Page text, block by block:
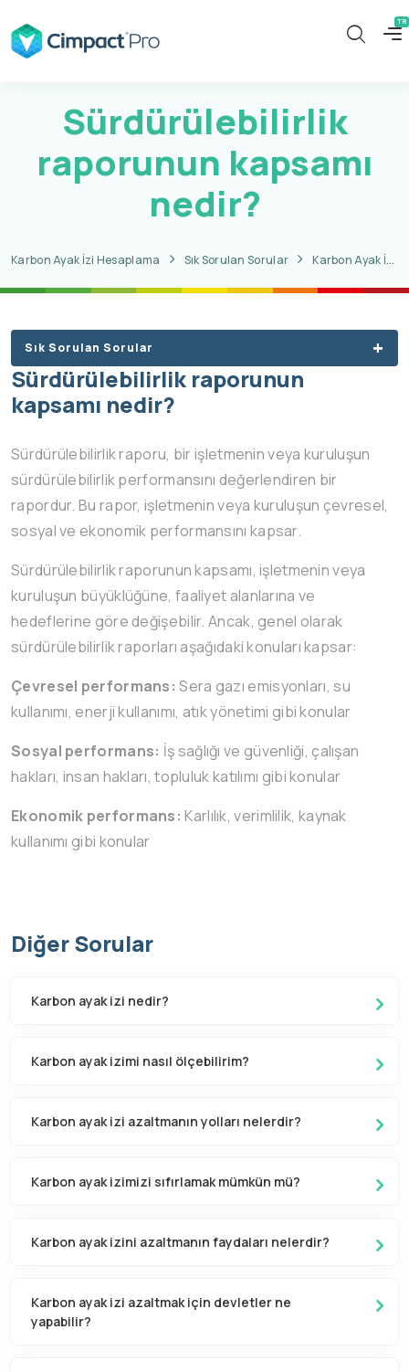
Sürdürülebilirlik
raporunun kapsamı
nedir?
Karbon Ayak İzi Hesaplama Sık Sorulan Sorular Karbon Ayak İzi Hakkında Sorular
Sık Sorulan Sorular
Sürdürülebilirlik raporunun
kapsamı nedir?
Sürdürülebilirlik raporu, bir işletmenin veya kuruluşun
sürdürülebilirlik performansını değerlendiren bir
rapordur. Bu rapor, işletmenin veya kuruluşun çevresel,
sosyal ve ekonomik performansını kapsar.
Sürdürülebilirlik raporunun kapsamı, işletmenin veya
kuruluşun büyüklüğüne, faaliyet alanlarına ve
hedeflerine göre değişebilir. Ancak, genel olarak
sürdürülebilirlik raporları aşağıdaki konuları kapsar:
Çevresel performans: Sera gazı emisyonları, su
kullanımı, enerji kullanımı, atık yönetimi gibi konular
Sosyal performans: İş sağlığı ve güvenliği, çalışan
hakları, insan hakları, topluluk katılımı gibi konular
Ekonomik performans: Karlılık, verimlilik, kaynak
kullanımı gibi konular
Diğer Sorular
Karbon ayak izi nedir?
Karbon ayak izimi nasıl ölçebilirim?
Karbon ayak izi azaltmanın yolları nelerdir?
Karbon ayak izimizi sıfırlamak mümkün mü?
Karbon ayak izini azaltmanın faydaları nelerdir?
Karbon ayak izi azaltmak için devletler ne
yapabilir?